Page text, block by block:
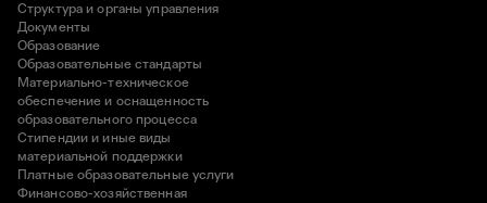
Структура и органы управления
Документы
Образование
Образовательные стандарты
Материально-техническое
обеспечение и оснащенность
образовательного процесса
Стипендии и иные виды
материальной поддержки
Платные образовательные услуги
Финансово-хозяйственная